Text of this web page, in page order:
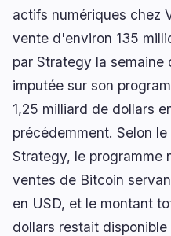
Institutionnel 3
Financement 1
Paiements 1
Partenariats 0
Adoption 0
Tendances actuelles
actifs numériques chez
vente d'environ 135
par Strategy la semaine
imputée sur son
1,25 milliard de dollars
précédemment. Selon
Strategy, le programme
ventes de Bitcoin
en USD, et le montant
dollars restait disponible